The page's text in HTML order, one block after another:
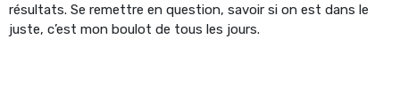
résultats. Se remettre en question, savoir si on est dans le
juste, c’est mon boulot de tous les jours.